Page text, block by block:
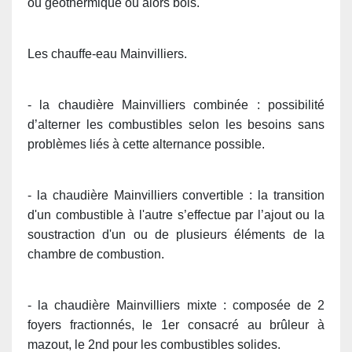
Les chauffe-eau Mainvilliers.
- la chaudière Mainvilliers combinée : possibilité
d’alterner les combustibles selon les besoins sans
problèmes liés à cette alternance possible.
- la chaudière Mainvilliers convertible : la transition
d'un combustible à l'autre s’effectue par l’ajout ou la
soustraction d'un ou de plusieurs éléments de la
chambre de combustion.
- la chaudière Mainvilliers mixte : composée de 2
foyers fractionnés, le 1er consacré au brûleur à
mazout, le 2nd pour les combustibles solides.